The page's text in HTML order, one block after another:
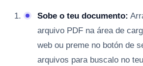
Sobe o teu documento:
arquivo PDF na área de
web ou preme no botón de
arquivos para buscalo no